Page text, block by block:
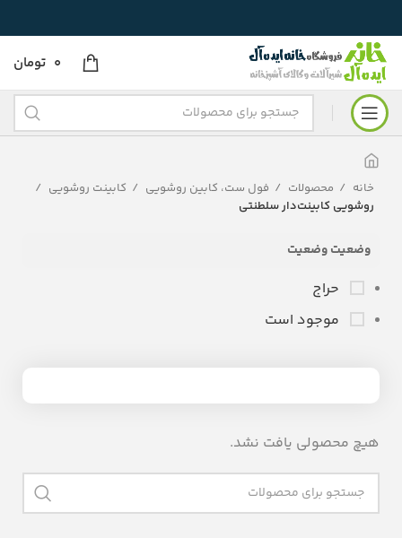
0 تومان
خانه محصولات فول ست، کابین روشویی
کابینت روشویی
روشویی کابینت‌دار سلطنتی
وضعیت وضعیت
حراج
موجود است
هیچ محصولی یافت نشد.